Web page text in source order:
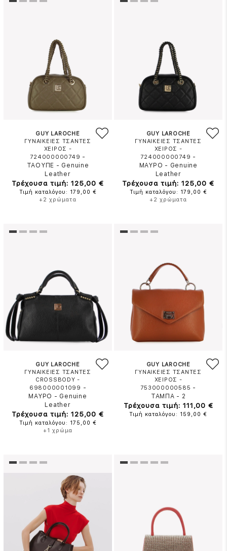
GUY LAROCHE
ΓΥΝΑΙΚΕΙΕΣ ΤΣΑΝΤΕΣ
ΧΕΙΡΟΣ -
724000000749 -
ΤΑΟΥΠΕ - Genuine
Leather
Τρέχουσα τιμή: 125,00 €
Τιμή καταλόγου: 179,00 €
+2 χρώματα
GUY LAROCHE
ΓΥΝΑΙΚΕΙΕΣ ΤΣΑΝΤΕΣ
ΧΕΙΡΟΣ -
724000000749 -
ΜΑΥΡΟ - Genuine
Leather
Τρέχουσα τιμή: 125,00 €
Τιμή καταλόγου: 179,00 €
+2 χρώματα
GUY LAROCHE
ΓΥΝΑΙΚΕΙΕΣ ΤΣΑΝΤΕΣ
CROSSBODY -
698000001099 -
ΜΑΥΡΟ - Genuine
Leather
Τρέχουσα τιμή: 125,00 €
Τιμή καταλόγου: 175,00 €
+1 χρώμα
GUY LAROCHE
ΓΥΝΑΙΚΕΙΕΣ ΤΣΑΝΤΕΣ
ΧΕΙΡΟΣ -
753000000585 -
ΤΑΜΠΑ - 2
Τρέχουσα τιμή: 111,00 €
Τιμή καταλόγου: 159,00 €